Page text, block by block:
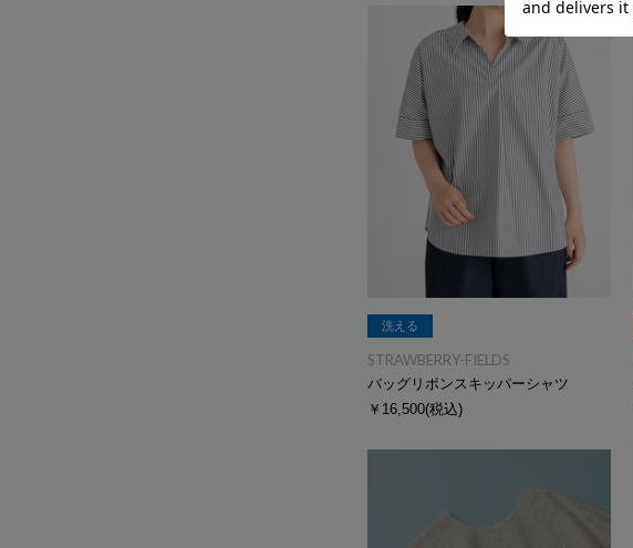
洗える
STRAWBERRY-FIELDS
バッグリボンスキッパーシャツ
￥16,500(税込)